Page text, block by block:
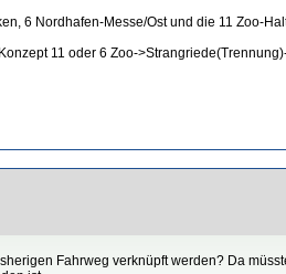
6 Nordhafen-Messe/Ost und die 11 Zoo-
11 oder 6 Zoo-
Fahrweg verknüpft werden? Da